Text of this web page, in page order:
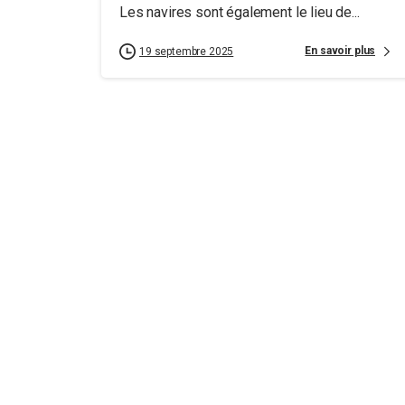
Les navires sont également le lieu de...
19 septembre 2025 En savoir plus